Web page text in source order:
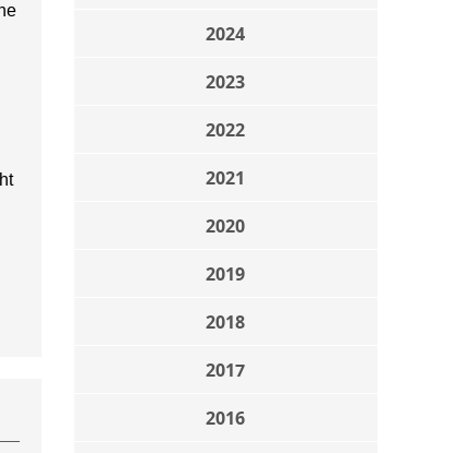
2024
2023
2022
2021
2020
2019
2018
2017
2016